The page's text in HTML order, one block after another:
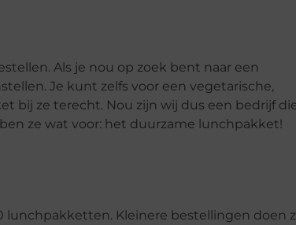
Als je nou op zoek bent naar een
Je kunt zelfs voor een vegetarische,
bij ze terecht. Nou zijn wij dus een bedrijf
ze wat voor: het duurzame lunchpakket!
lunchpakketten. Kleinere bestellingen doen